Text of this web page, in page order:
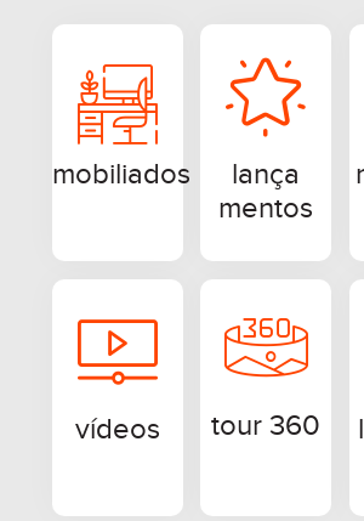
mobiliados
lança
mentos
vídeos tour 360